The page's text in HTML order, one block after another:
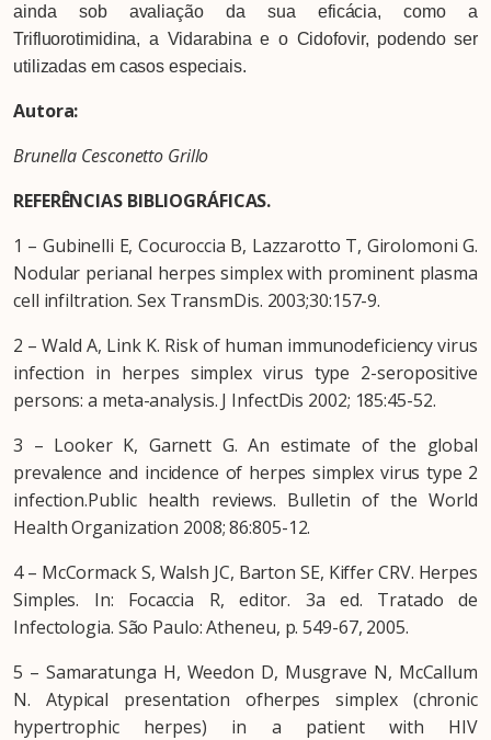
ainda sob avaliação da sua eficácia, como a
Trifluorotimidina, a Vidarabina e o Cidofovir, podendo ser
utilizadas em casos especiais.
Autora:
Brunella Cesconetto Grillo
REFERÊNCIAS BIBLIOGRÁFICAS.
1 – Gubinelli E, Cocuroccia B, Lazzarotto T, Girolomoni G.
Nodular perianal herpes simplex with prominent plasma
cell infiltration. Sex TransmDis. 2003;30:157-9.
2 – Wald A, Link K. Risk of human immunodeficiency virus
infection in herpes simplex virus type 2-seropositive
persons: a meta-analysis. J InfectDis 2002; 185:45-52.
3 – Looker K, Garnett G. An estimate of the global
prevalence and incidence of herpes simplex virus type 2
infection.Public health reviews. Bulletin of the World
Health Organization 2008; 86:805-12.
4 – McCormack S, Walsh JC, Barton SE, Kiffer CRV. Herpes
Simples. In: Focaccia R, editor. 3a ed. Tratado de
Infectologia. São Paulo: Atheneu, p. 549-67, 2005.
5 – Samaratunga H, Weedon D, Musgrave N, McCallum
N. Atypical presentation ofherpes simplex (chronic
hypertrophic herpes) in a patient with HIV